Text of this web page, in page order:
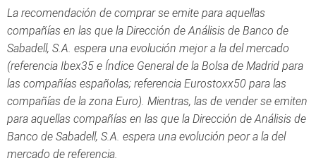
La recomendación de comprar se emite para aquellas
compañías en las que la Dirección de Análisis de Banco de
Sabadell, S.A. espera una evolución mejor a la del mercado
(referencia Ibex35 e Índice General de la Bolsa de Madrid para
las compañías españolas; referencia Eurostoxx50 para las
compañías de la zona Euro). Mientras, las de vender se emiten
para aquellas compañías en las que la Dirección de Análisis de
Banco de Sabadell, S.A. espera una evolución peor a la del
mercado de referencia.